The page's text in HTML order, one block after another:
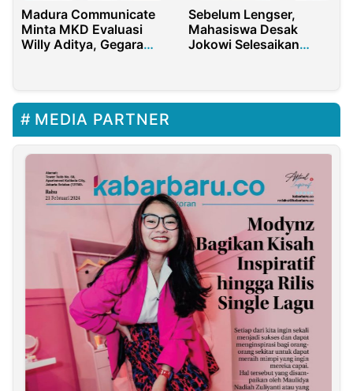
Madura Communicate
Minta MKD Evaluasi
Willy Aditya, Gegara
Sebelum Lengser,
Mahasiswa Desak
Jokowi Selesaikan
MEDIA PARTNER